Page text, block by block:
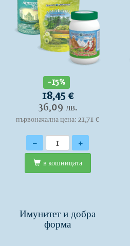
-15%
18,45 €
36,09 лв.
първоначална цена: 21,71 €
Количество
- +
в кошницата
Имунитет и добра
форма